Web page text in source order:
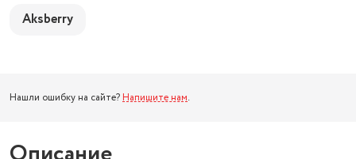
Aksberry
Нашли ошибку на сайте? Напишите нам.